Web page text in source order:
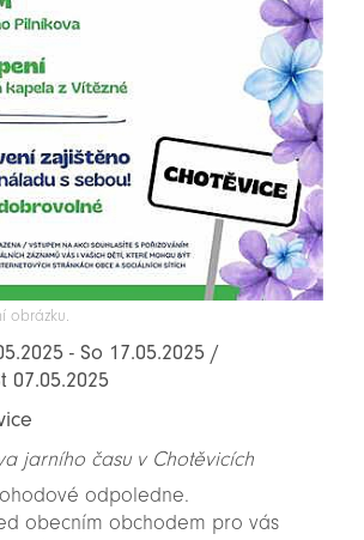
obrázku.
- So 17.05.2025 /
07.05.2025
jarního času v Chotěvicích
odpoledne.
obecním obchodem pro vás